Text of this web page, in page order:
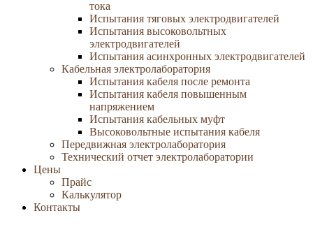
тока
Испытания тяговых электродвигателей
Испытания высоковольтных
электродвигателей
Испытания асинхронных электродвигателей
Кабельная электролаборатория
Испытания кабеля после ремонта
Испытания кабеля повышенным
напряжением
Испытания кабельных муфт
Высоковольтные испытания кабеля
Передвижная электролаборатория
Технический отчет электролаборатории
Цены
Прайс
Калькулятор
Контакты